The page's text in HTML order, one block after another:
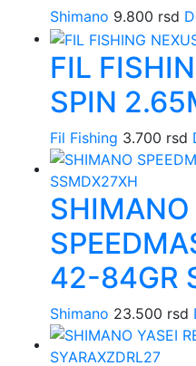
Shimano 9.800 rsd
FIL
SPIN
Fil Fishing 3.700 rsd
SHIMANO
42-84GR
Shimano 23.500 rsd